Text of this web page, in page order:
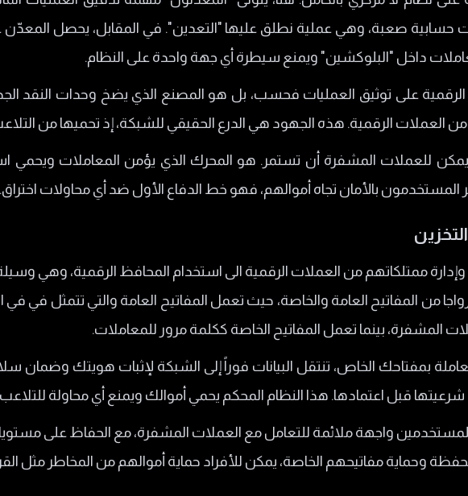
حسابية صعبة، وهي عملية نطلق عليها "التعدين". في المقابل، يحصل
داخل "البلوكشين" ويمنع سيطرة أي جهة واحدة على النظام.
الرقمية على توثيق العمليات فحسب، بل هو المصنع الذي يضخ وحدات النقد
العملات الرقمية. هذه الجهود هي الدرع الحقيقي للشبكة، إذ تحميها من
للعملات المشفرة أن تستمر. هو المحرك الذي يؤمن المعاملات ويحمي
المستخدمون بالأمان تجاه أموالهم، فهو خط الدفاع الأول ضد أي محاولات اختراق.
وإدارة ممتلكاتهم من العملات الرقمية الى استخدام المحافظ الرقمية، وهي
من المفاتيح العامة والخاصة، حيث تعمل المفاتيح العامة والتي تتمثل في
المشفرة، بينما تعمل المفاتيح الخاصة ككلمة مرور للمعاملات.
بمفتاحك الخاص، تنتقل البيانات فوراً إلى الشبكة لإثبات هويتك وضمان
قبل اعتمادها. هذا النظام المحكم يحمي أموالك ويمنع أي محاولة للتلاعب
واجهة ملائمة للتعامل مع العملات المشفرة، مع الحفاظ على
وحماية مفاتيحهم الخاصة، يمكن للأفراد حماية أموالهم من المخاطر مثل